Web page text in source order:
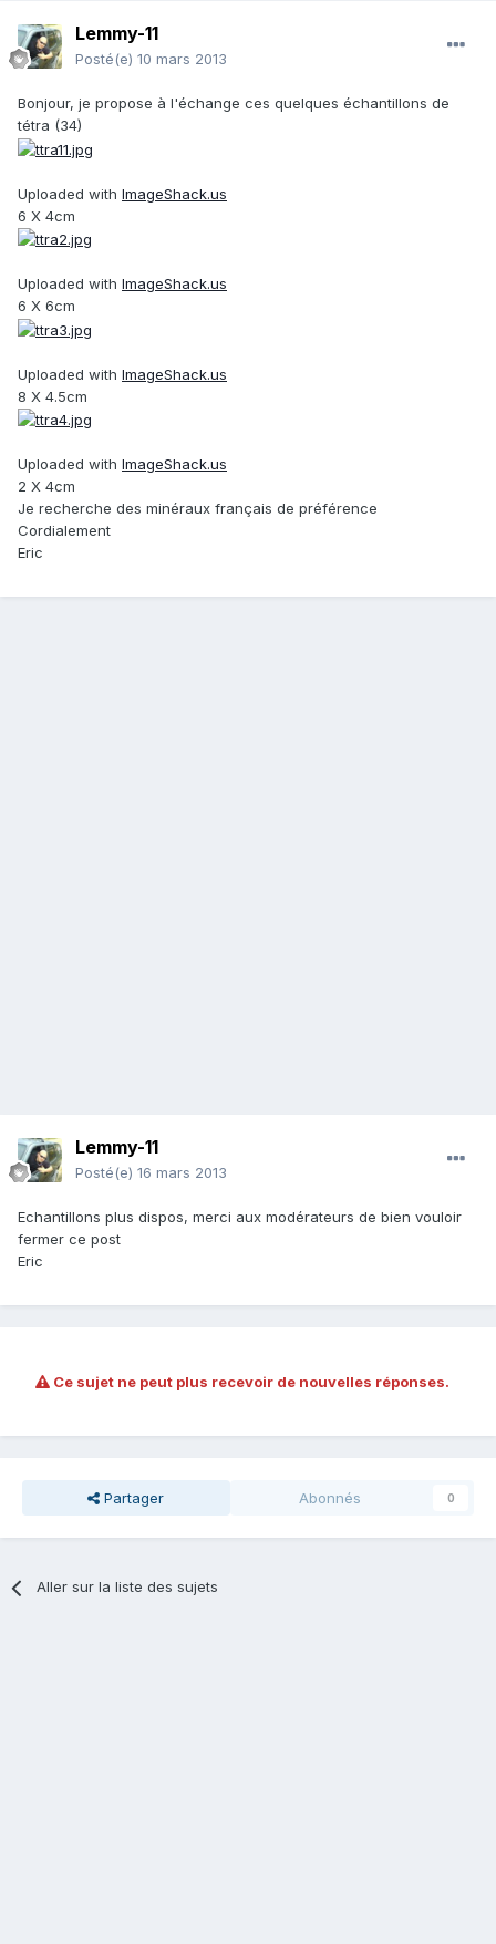
Lemmy-11
Posté(e) 10 mars 2013
Bonjour, je propose à l'échange ces quelques échantillons de
tétra (34)
Uploaded with ImageShack.us
6 X 4cm
Uploaded with ImageShack.us
6 X 6cm
Uploaded with ImageShack.us
8 X 4.5cm
Uploaded with ImageShack.us
2 X 4cm
Je recherche des minéraux français de préférence
Cordialement
Eric
Lemmy-11
Posté(e) 16 mars 2013
Echantillons plus dispos, merci aux modérateurs de bien vouloir
fermer ce post
Eric
Ce sujet ne peut plus recevoir de nouvelles réponses.
Partager Abonnés 0
Aller sur la liste des sujets